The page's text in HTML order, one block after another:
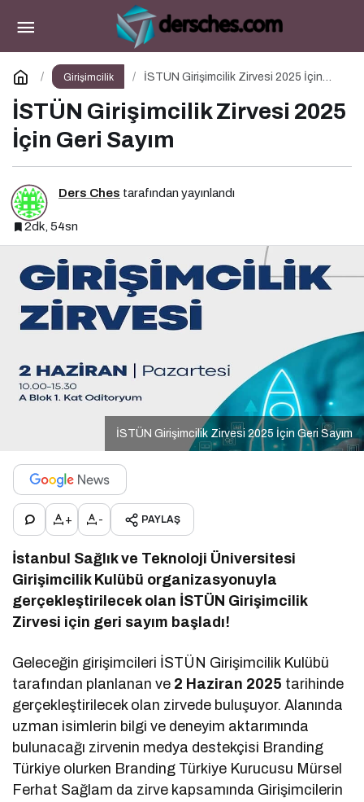
Girişimcilik
İSTÜN Girişimcilik Zirvesi 2025 İçin
İSTÜN Girişimcilik Zirvesi 2025
İçin Geri Sayım
Ders Ches tarafından yayınlandı
2dk, 54sn
İSTÜN Girişimcilik Zirvesi 2025 İçin Geri Sayım
+ - PAYLAŞ
İstanbul Sağlık ve Teknoloji Üniversitesi
Girişimcilik Kulübü organizasyonuyla
gerçekleştirilecek olan İSTÜN Girişimcilik
Zirvesi için geri sayım başladı!
Geleceğin girişimcileri İSTÜN Girişimcilik Kulübü
tarafından planlanan ve 2 Haziran 2025 tarihinde
gerçekleştirilecek olan zirvede buluşuyor. Alanında
uzman isimlerin bilgi ve deneyim aktarımında
bulunacağı zirvenin medya destekçisi Branding
Türkiye olurken Branding Türkiye Kurucusu Mürsel
Ferhat Sağlam da zirve kapsamında Girişimcilerin
Dijital Markalaşmanın Tanımı Tarihçesi ve
Önemi
Yorum Yap